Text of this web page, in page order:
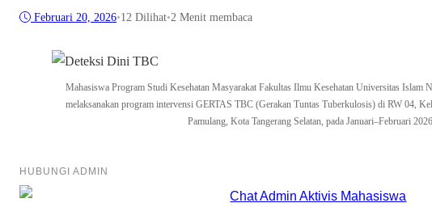
Februari 20, 2026•12 Dilihat•2 Menit membaca
Mahasiswa Program Studi Kesehatan Masyarakat Fakultas Ilmu Kesehatan Universitas Islam
melaksanakan program intervensi GERTAS TBC (Gerakan Tuntas Tuberkulosis) di RW 04,
Pamulang, Kota Tangerang Selatan, pada Januari–Februari
HUBUNGI ADMIN